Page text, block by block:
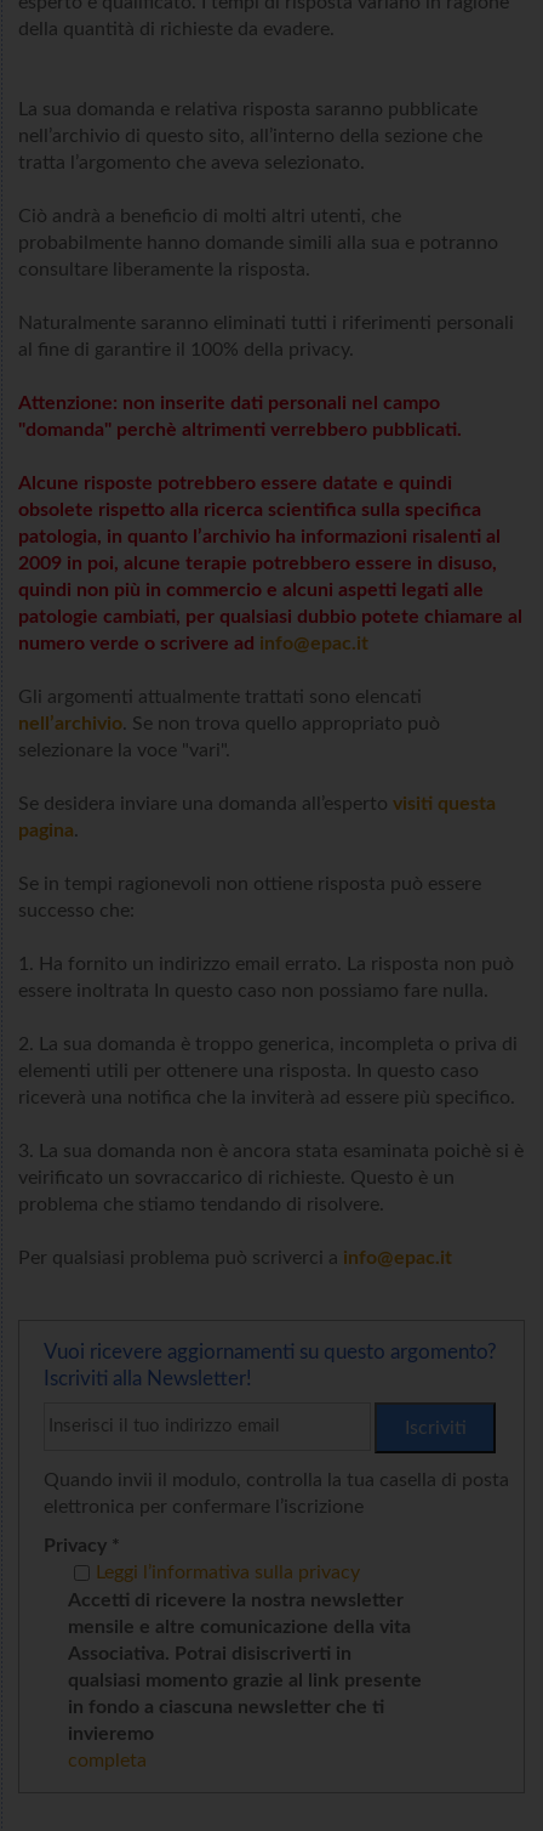
della quantità di richieste da evadere.
La sua domanda e relativa risposta saranno pubblicate
nell’archivio di questo sito, all’interno della sezione che
tratta l’argomento che aveva selezionato.
Ciò andrà a beneficio di molti altri utenti, che
probabilmente hanno domande simili alla sua e potranno
consultare liberamente la risposta.
Naturalmente saranno eliminati tutti i riferimenti personali
al fine di garantire il 100% della privacy.
Attenzione: non inserite dati personali nel campo
"domanda" perchè altrimenti verrebbero pubblicati.
Alcune risposte potrebbero essere datate e quindi
obsolete rispetto alla ricerca scientifica sulla specifica
patologia, in quanto l’archivio ha informazioni risalenti al
2009 in poi, alcune terapie potrebbero essere in disuso,
quindi non più in commercio e alcuni aspetti legati alle
patologie cambiati, per qualsiasi dubbio potete chiamare al
numero verde o scrivere ad info@epac.it
Gli argomenti attualmente trattati sono elencati
nell’archivio. Se non trova quello appropriato può
selezionare la voce "vari".
Se desidera inviare una domanda all’esperto visiti questa
pagina.
Se in tempi ragionevoli non ottiene risposta può essere
successo che:
1. Ha fornito un indirizzo email errato. La risposta non può
essere inoltrata In questo caso non possiamo fare nulla.
2. La sua domanda è troppo generica, incompleta o priva di
elementi utili per ottenere una risposta. In questo caso
riceverà una notifica che la inviterà ad essere più specifico.
3. La sua domanda non è ancora stata esaminata poichè si è
veirificato un sovraccarico di richieste. Questo è un
problema che stiamo tendando di risolvere.
Per qualsiasi problema può scriverci a info@epac.it
Vuoi ricevere aggiornamenti su questo argomento?
Iscriviti alla Newsletter!
Quando invii il modulo, controlla la tua casella di posta
elettronica per confermare l’iscrizione
Privacy *
Accetti di ricevere la nostra newsletter
mensile e altre comunicazione della vita
Associativa. Potrai disiscriverti in
qualsiasi momento grazie al link presente
in fondo a ciascuna newsletter che ti
invieremo
Leggi l’informativa sulla privacy
completa